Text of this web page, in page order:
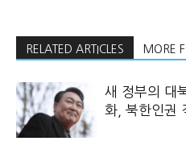
RELATED ARTICLES MORE
새 정부의 대
화, 북한인권